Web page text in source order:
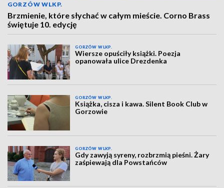
GORZÓW WLKP.
Brzmienie, które słychać w całym mieście. Corno Brass
świętuje 10. edycję
GORZÓW WLKP.
Wiersze opuściły książki. Poezja
opanowała ulice Drezdenka
GORZÓW WLKP.
Książka, cisza i kawa. Silent Book Club w
Gorzowie
GORZÓW WLKP.
Gdy zawyją syreny, rozbrzmią pieśni. Żary
zaśpiewają dla Powstańców